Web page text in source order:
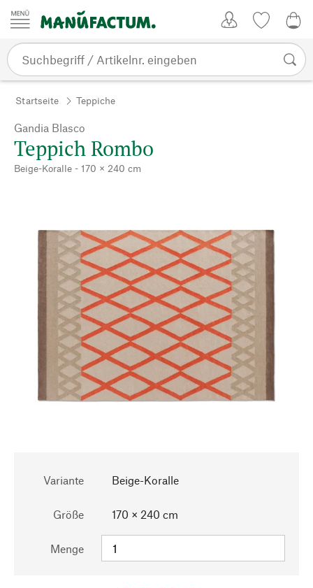
Zum Inhalt springen
Startseite Teppiche
Gandia Blasco
Teppich Rombo
Beige-Koralle - 170 × 240 cm
Variante Beige-Koralle
Größe 170 × 240 cm
Menge